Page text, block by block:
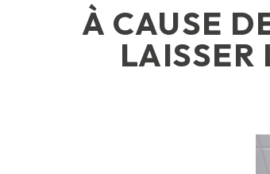
À CAUSE
LAISSER